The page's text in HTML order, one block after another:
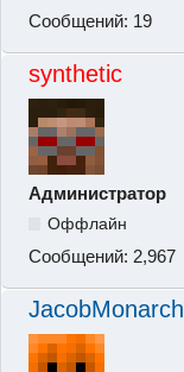
Сообщений: 19
synthetic
Администратор
Оффлайн
Сообщений: 2,967
JacobMonarch